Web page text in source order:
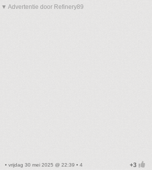
▼ Advertentie door Refinery89
• vrijdag 30 mei 2025 @ 22:39 • 4